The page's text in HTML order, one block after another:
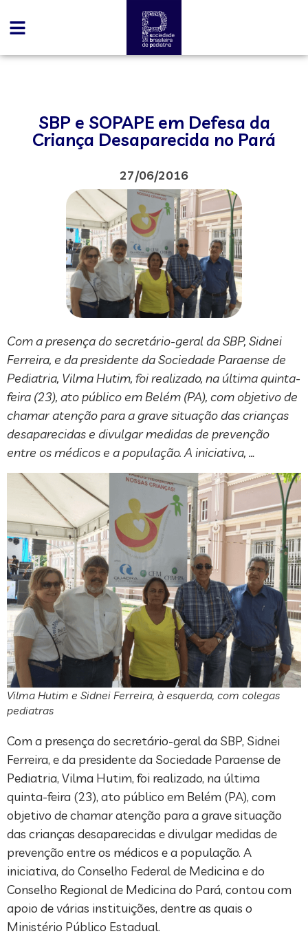
SBP e SOPAPE em Defesa da
Criança Desaparecida no Pará
27/06/2016
Com a presença do secretário-geral da SBP, Sidnei
Ferreira, e da presidente da Sociedade Paraense de
Pediatria, Vilma Hutim, foi realizado, na última quinta-
feira (23), ato público em Belém (PA), com objetivo de
chamar atenção para a grave situação das crianças
desaparecidas e divulgar medidas de prevenção
entre os médicos e a população. A iniciativa, …
Vilma Hutim e Sidnei Ferreira, à esquerda, com colegas
pediatras
Com a presença do secretário-geral da SBP, Sidnei
Ferreira, e da presidente da Sociedade Paraense de
Pediatria, Vilma Hutim, foi realizado, na última
quinta-feira (23), ato público em Belém (PA), com
objetivo de chamar atenção para a grave situação
das crianças desaparecidas e divulgar medidas de
prevenção entre os médicos e a população. A
iniciativa, do Conselho Federal de Medicina e do
Conselho Regional de Medicina do Pará, contou com
apoio de várias instituições, dentre as quais o
Ministério Público Estadual.